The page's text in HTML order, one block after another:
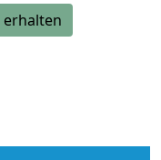
erhalten